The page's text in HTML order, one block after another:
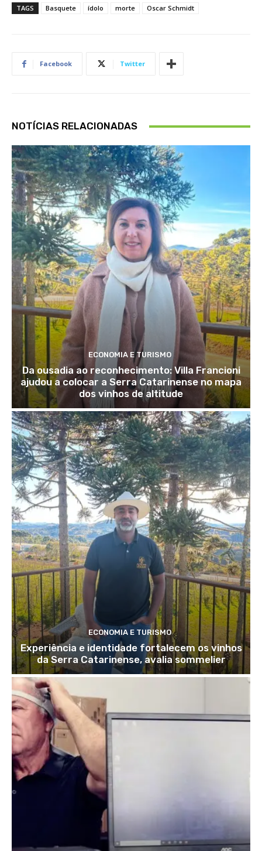
TAGS Basquete ídolo morte Oscar Schmidt
Facebook Twitter
NOTÍCIAS RELACIONADAS
ECONOMIA E TURISMO
Da ousadia ao reconhecimento: Villa Francioni
ajudou a colocar a Serra Catarinense no mapa
dos vinhos de altitude
ECONOMIA E TURISMO
Experiência e identidade fortalecem os vinhos
da Serra Catarinense, avalia sommelier